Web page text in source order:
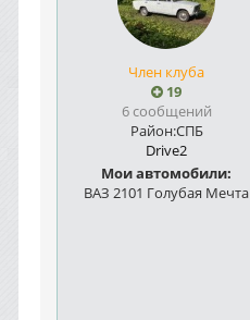
Член клуба
19
6 сообщений
Район:СПБ
Drive2
Мои автомобили:
ВАЗ 2101 Голубая Мечта